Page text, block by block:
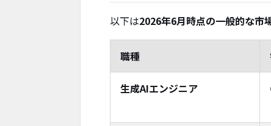
以下は2026年6月時点の一般的な市
職種
生成AIエンジニア